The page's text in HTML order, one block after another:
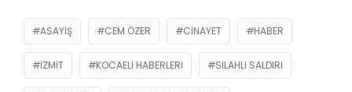
ASAYIŞ CEM ÖZER CINAYET HABER
İZMIT KOCAELI HABERLERI SILAHLI SALDIRI